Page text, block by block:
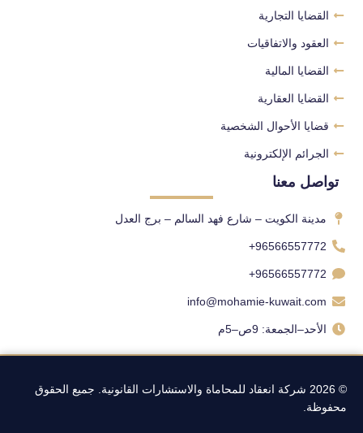
القضايا التجارية
العقود والاتفاقيات
القضايا المالية
القضايا العقارية
قضايا الأحوال الشخصية
الجرائم الإلكترونية
تواصل معنا
مدينة الكويت – شارع فهد السالم – برج العدل
96566557772+
96566557772+
info@mohamie-kuwait.com
الأحد–الجمعة: 9ص–5م
© 2026 شركة انعقاد للمحاماة والاستشارات القانونية. جميع الحقوق
محفوظة.